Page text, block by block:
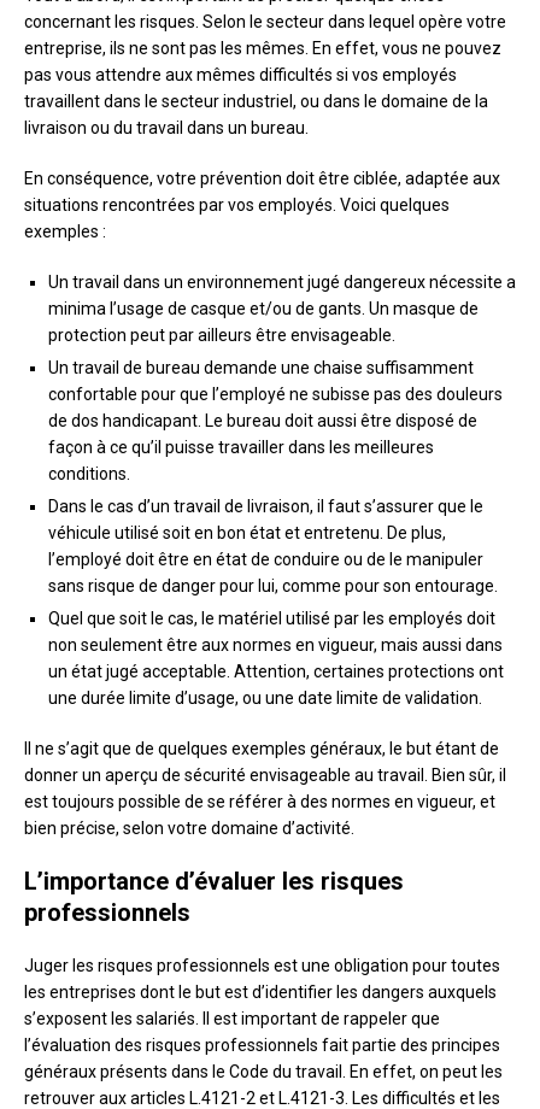
concernant les risques. Selon le secteur dans lequel opère votre
entreprise, ils ne sont pas les mêmes. En effet, vous ne pouvez
pas vous attendre aux mêmes difficultés si vos employés
travaillent dans le secteur industriel, ou dans le domaine de la
livraison ou du travail dans un bureau.
En conséquence, votre prévention doit être ciblée, adaptée aux
situations rencontrées par vos employés. Voici quelques
exemples :
Un travail dans un environnement jugé dangereux nécessite a
minima l’usage de casque et/ou de gants. Un masque de
protection peut par ailleurs être envisageable.
Un travail de bureau demande une chaise suffisamment
confortable pour que l’employé ne subisse pas des douleurs
de dos handicapant. Le bureau doit aussi être disposé de
façon à ce qu’il puisse travailler dans les meilleures
conditions.
Dans le cas d’un travail de livraison, il faut s’assurer que le
véhicule utilisé soit en bon état et entretenu. De plus,
l’employé doit être en état de conduire ou de le manipuler
sans risque de danger pour lui, comme pour son entourage.
Quel que soit le cas, le matériel utilisé par les employés doit
non seulement être aux normes en vigueur, mais aussi dans
un état jugé acceptable. Attention, certaines protections ont
une durée limite d’usage, ou une date limite de validation.
Il ne s’agit que de quelques exemples généraux, le but étant de
donner un aperçu de sécurité envisageable au travail. Bien sûr, il
est toujours possible de se référer à des normes en vigueur, et
bien précise, selon votre domaine d’activité.
L’importance d’évaluer les risques
professionnels
Juger les risques professionnels est une obligation pour toutes
les entreprises dont le but est d’identifier les dangers auxquels
s’exposent les salariés. Il est important de rappeler que
l’évaluation des risques professionnels fait partie des principes
généraux présents dans le Code du travail. En effet, on peut les
retrouver aux articles L.4121-2 et L.4121-3. Les difficultés et les